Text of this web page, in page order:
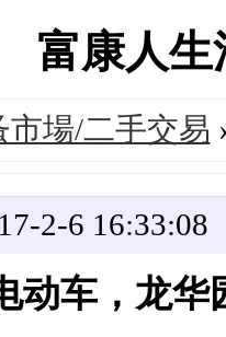
富康人
市場/二手交易
2-6 16:33:08
动车，龙华